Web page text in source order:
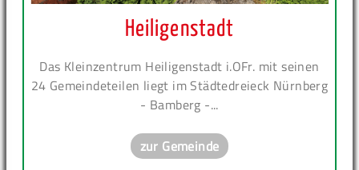
Heiligenstadt
Das Kleinzentrum Heiligenstadt i.OFr. mit seinen
24 Gemeindeteilen liegt im Städtedreieck Nürnberg
- Bamberg -...
zur Gemeinde